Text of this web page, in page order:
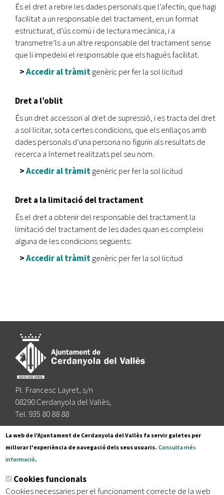
És el dret a rebre les dades personals que l’afectin, que hagi
facilitat a un responsable del tractament, en un format
estructurat, d’ús comú i de lectura mecànica, i a
transmetre’ls a un altre responsable del tractament sense
que li impedeixi el responsable que els hagués facilitat.
>Accedir al tràmitgenèric per fer la sol·licitud
Dret a l’oblit
És un dret accessori al dret de supressió, i es tracta del dret
a sol·licitar, sota certes condicions, que els enllaços amb
dades personals d’una persona no figurin als resultats de
recerca a Internet realitzats pel seu nom.
>Accedir al tràmitgenèric per fer la sol·licitud
Dret a la limitació del tractament
És el dret a obtenir del responsable del tractament la
limitació del tractament de les dades quan es compleixi
alguna de les condicions següents:
>Accedir al tràmitgenèric per fer la sol·licitud
Pl. Francesc Layret, s/n
08290 Cerdanyola del Vallès,
Tel. 935 80 88 88
Segueix-nos a:
Subscriu-te al nostre butlletí
La web de l'Ajuntament de Cerdanyola del Vallès fa servir galetes per
millorar l'experiència de navegació dels seus usuaris. Consulta més
informació.
Cookies funcionals
Cookies necessaries per el funcionament correcte de la web